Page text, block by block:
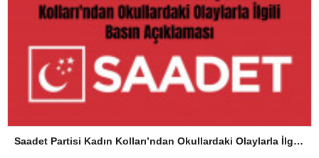
Saadet Partisi Kadın Kolları’ndan Okullardaki Olaylarla İlgili Basın Açıklaması